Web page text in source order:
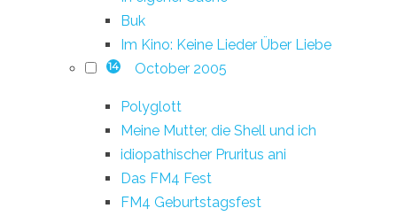
Buk
Im Kino: Keine Lieder Über Liebe
14 October 2005
Polyglott
Meine Mutter, die Shell und ich
idiopathischer Pruritus ani
Das FM4 Fest
FM4 Geburtstagsfest